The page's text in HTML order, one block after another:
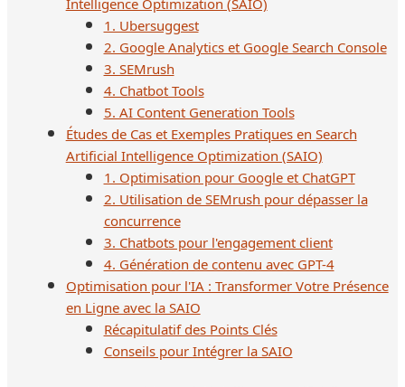
1. Ubersuggest
2. Google Analytics et Google Search Console
3. SEMrush
4. Chatbot Tools
5. AI Content Generation Tools
Études de Cas et Exemples Pratiques en Search
Artificial Intelligence Optimization (SAIO)
1. Optimisation pour Google et ChatGPT
2. Utilisation de SEMrush pour dépasser la
concurrence
3. Chatbots pour l'engagement client
4. Génération de contenu avec GPT-4
Optimisation pour l'IA : Transformer Votre Présence
en Ligne avec la SAIO
Récapitulatif des Points Clés
Conseils pour Intégrer la SAIO